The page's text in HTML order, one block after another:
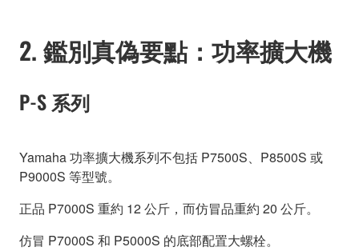
2. 鑑別真偽要點：功率擴大機
P-S 系列
Yamaha 功率擴大機系列不包括 P7500S、P8500S 或
P9000S 等型號。
正品 P7000S 重約 12 公斤，而仿冒品重約 20 公斤。
仿冒 P7000S 和 P5000S 的底部配置大螺栓。